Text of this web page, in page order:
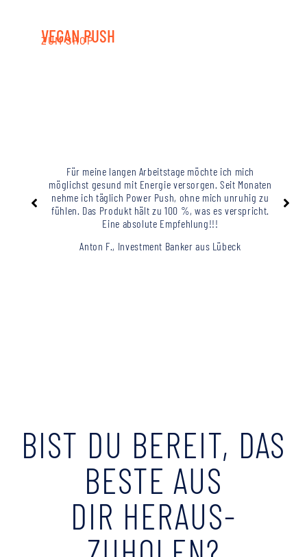
VEGAN PUSH
ZUM SHOP
Für meine langen Arbeitstage möchte ich mich
möglichst gesund mit Energie versorgen. Seit Monaten
nehme ich täglich Power Push, ohne mich unruhig zu
fühlen. Das Produkt hält zu 100 %, was es verspricht.
Eine absolute Empfehlung!!!
Anton F., Investment Banker aus Lübeck
BIST DU BEREIT, DAS
BESTE AUS
DIR HERAUS-